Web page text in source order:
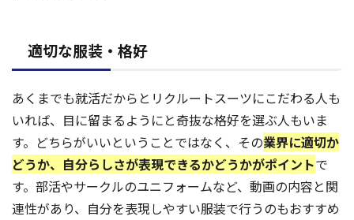
適切な服装・格好
あくまでも就活だからとリクルートスーツにこだわる人も
いれば、目に留まるようにと奇抜な格好を選ぶ人もいま
す。どちらがいいということではなく、その業界に適切か
どうか、自分らしさが表現できるかどうかがポイントで
す。部活やサークルのユニフォームなど、動画の内容と関
連性があり、自分を表現しやすい服装で行うのもおすすめ